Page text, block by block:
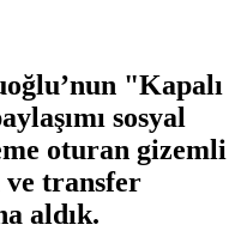
"Kapalı
sosyal
oturan gizemli
ve transfer
aldık.